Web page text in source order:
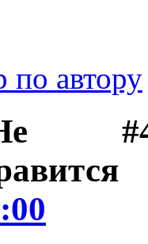
по автору